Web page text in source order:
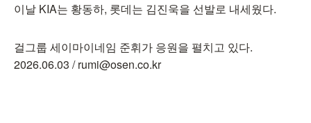
이날 KIA는 황동하, 롯데는 김진욱을 선발로 내세웠다.
걸그룹 세이마이네임 준휘가 응원을 펼치고 있다.
2026.06.03 / rumi@osen.co.kr